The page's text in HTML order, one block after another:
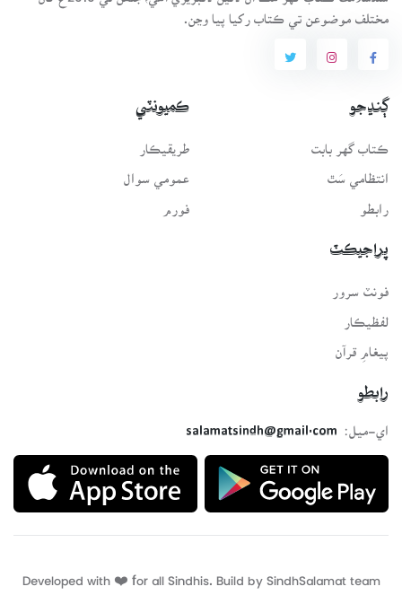
مختلف موضوعن تي ڪتاب رکيا پيا وڃن.
ڳنڍجو
ڪتاب گهر بابت
انتظامي سَٿ
رابطو
ڪميونٽي
طريقيڪار
عمومي سوال
فورم
پراجيڪٽ
فونٽ سرور
لفظيڪار
پيغامِ قرآن
رابطو
اي-ميل:
salamatsindh@gmail.com
Developed with ❤️ for all Sindhis. Build by SindhSalamat